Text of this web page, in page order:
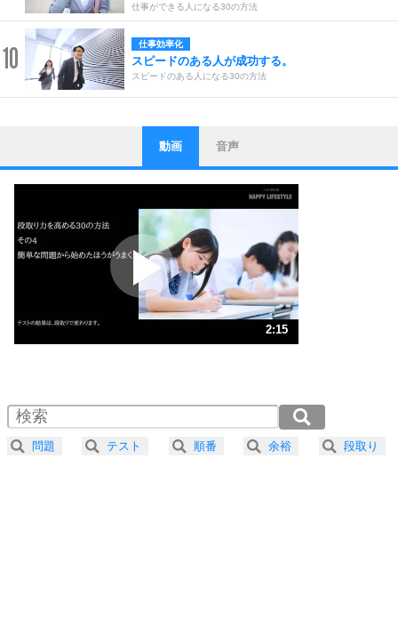
仕事ができる人になる30の方法
10 仕事効率化
スピードのある人が成功する。
スピードのある人になる30の方法
1
ストレス対策
他人と比べない。
いっそのこと、他人を見ない。
いらいらしない人になる30の方法
プラス思考
ポジティブになれない原因は、行動しないから。
ポジティブ思考になる30の方法
ストレス対策
人生、なんとかなるもの。
気楽に生きる30の方法
4 器の大きい人は、怒りを優しさで表現する。
動画 音声
2:15
2.0倍速 （265KB 1分7秒）
2.5倍速 （212KB 54秒）
3.0倍速 （177KB 45秒）
問題 テスト 順番 余裕 段取り